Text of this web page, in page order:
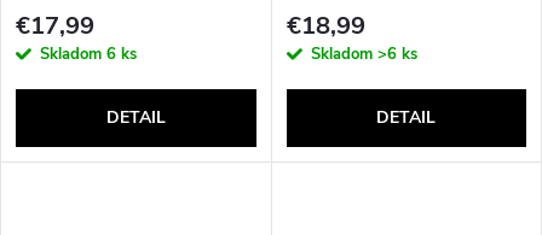
€17,99
Skladom 6 ks
DETAIL
€18,99
Skladom >6 ks
DETAIL